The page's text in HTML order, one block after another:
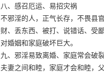
八、感召厄运、易招灾祸
不邪淫的人，正气长存，不畏县
财、丢东西、被打、说错话、受
对婚姻和家庭破坏巨大。
九、邪淫易致离婚、家庭常会破
夫妻之间和睦，家庭才会和睦，